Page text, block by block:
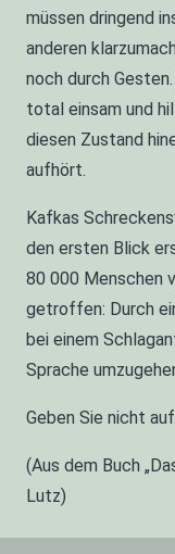
müssen dringend
anderen
noch durch
total einsam und
diesen Zustand
aufhört.
Kafkas
den ersten Blick
80 000 Menschen
getroffen: Durch
bei einem
Sprache
Geben Sie nicht
(Aus dem Buch
Lutz)